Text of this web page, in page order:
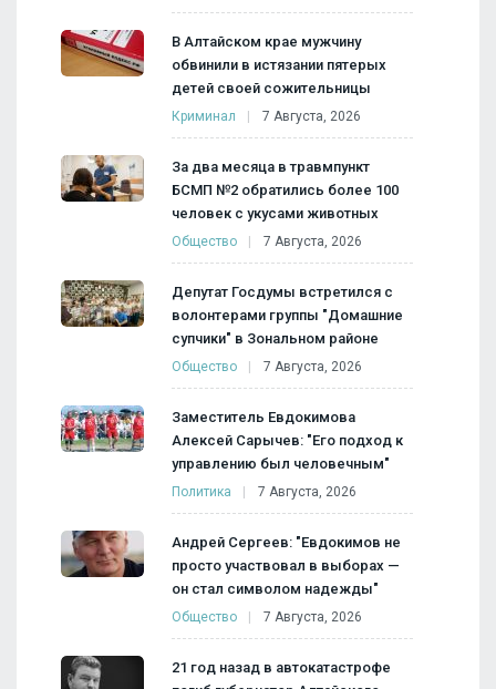
В Алтайском крае мужчину
обвинили в истязании пятерых
детей своей сожительницы
Криминал 7 Августа, 2026
За два месяца в травмпункт
БСМП №2 обратились более 100
человек с укусами животных
Общество 7 Августа, 2026
Депутат Госдумы встретился с
волонтерами группы "Домашние
супчики" в Зональном районе
Общество 7 Августа, 2026
Заместитель Евдокимова
Алексей Сарычев: "Его подход к
управлению был человечным"
Политика 7 Августа, 2026
Андрей Сергеев: "Евдокимов не
просто участвовал в выборах —
он стал символом надежды"
Общество 7 Августа, 2026
21 год назад в автокатастрофе